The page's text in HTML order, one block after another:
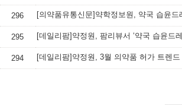
296 [의약품유통신문]약학정보원, 약국 습윤드
295 [데일리팜]약정원, 팜리뷰서 ‘약국 습윤드
294 [데일리팜]약정원, 3월 의약품 허가 트렌